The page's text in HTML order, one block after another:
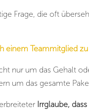
Frage, die oft
einem Teammitglied
nur um das Gehalt
um das gesamte
Irrglaube,